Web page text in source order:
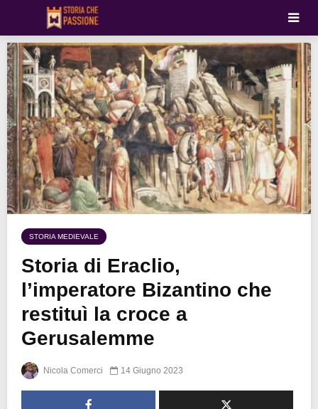
STORIA MEDIEVALE
Storia di Eraclio,
l’imperatore Bizantino che
restituì la croce a
Gerusalemme
Nicola Comerci 14 Giugno 2023